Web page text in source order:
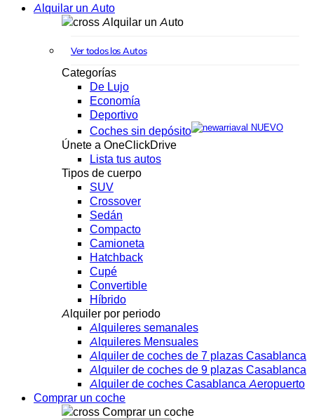
Alquilar un Auto
Alquilar un Auto
Ver todos los Autos
Categorías
De Lujo
Economía
Deportivo
Coches sin depósito
NUEVO
Únete a OneClickDrive
Lista tus autos
Tipos de cuerpo
SUV
Crossover
Sedán
Compacto
Camioneta
Hatchback
Cupé
Convertible
Híbrido
Alquiler por periodo
Alquileres semanales
Alquileres Mensuales
Alquiler de coches de 7 plazas Casablanca
Alquiler de coches de 9 plazas Casablanca
Alquiler de coches Casablanca Aeropuerto
Comprar un coche
Comprar un coche